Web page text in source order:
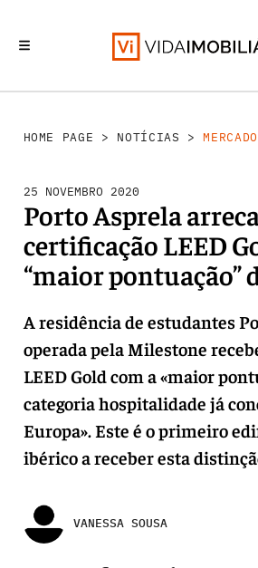
HOME PAGE > NOTÍCIAS >
25 NOVEMBRO 2020
Porto Asprela
certificação LEED
“maior pontuação”
A residência de estudantes
operada pela Milestone
LEED Gold com a «maior
categoria hospitalidade já
Europa». Este é o primeiro
ibérico a receber esta
VANESSA SOUSA